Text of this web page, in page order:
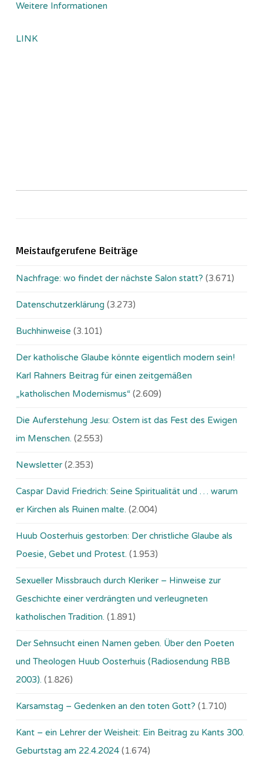
Weitere Informationen
LINK
Meistaufgerufene Beiträge
Nachfrage: wo findet der nächste Salon statt? (3.671)
Datenschutzerklärung (3.273)
Buchhinweise (3.101)
Der katholische Glaube könnte eigentlich modern sein!
Karl Rahners Beitrag für einen zeitgemäßen
„katholischen Modernismus“ (2.609)
Die Auferstehung Jesu: Ostern ist das Fest des Ewigen
im Menschen. (2.553)
Newsletter (2.353)
Caspar David Friedrich: Seine Spiritualität und … warum
er Kirchen als Ruinen malte. (2.004)
Huub Oosterhuis gestorben: Der christliche Glaube als
Poesie, Gebet und Protest. (1.953)
Sexueller Missbrauch durch Kleriker – Hinweise zur
Geschichte einer verdrängten und verleugneten
katholischen Tradition. (1.891)
Der Sehnsucht einen Namen geben. Über den Poeten
und Theologen Huub Oosterhuis (Ra­dio­sen­dung RBB
2003). (1.826)
Karsamstag – Gedenken an den toten Gott? (1.710)
Kant – ein Lehrer der Weisheit: Ein Beitrag zu Kants 300.
Geburtstag am 22.4.2024 (1.674)